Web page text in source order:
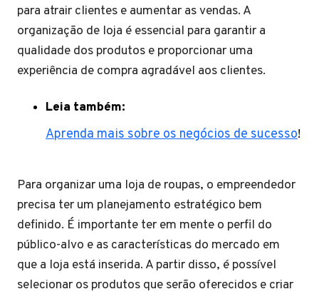
para atrair clientes e aumentar as vendas. A
organização de loja é essencial para garantir a
qualidade dos produtos e proporcionar uma
experiência de compra agradável aos clientes.
Leia também:
Aprenda mais sobre os negócios de sucesso!
Para organizar uma loja de roupas, o empreendedor
precisa ter um planejamento estratégico bem
definido. É importante ter em mente o perfil do
público-alvo e as características do mercado em
que a loja está inserida. A partir disso, é possível
selecionar os produtos que serão oferecidos e criar